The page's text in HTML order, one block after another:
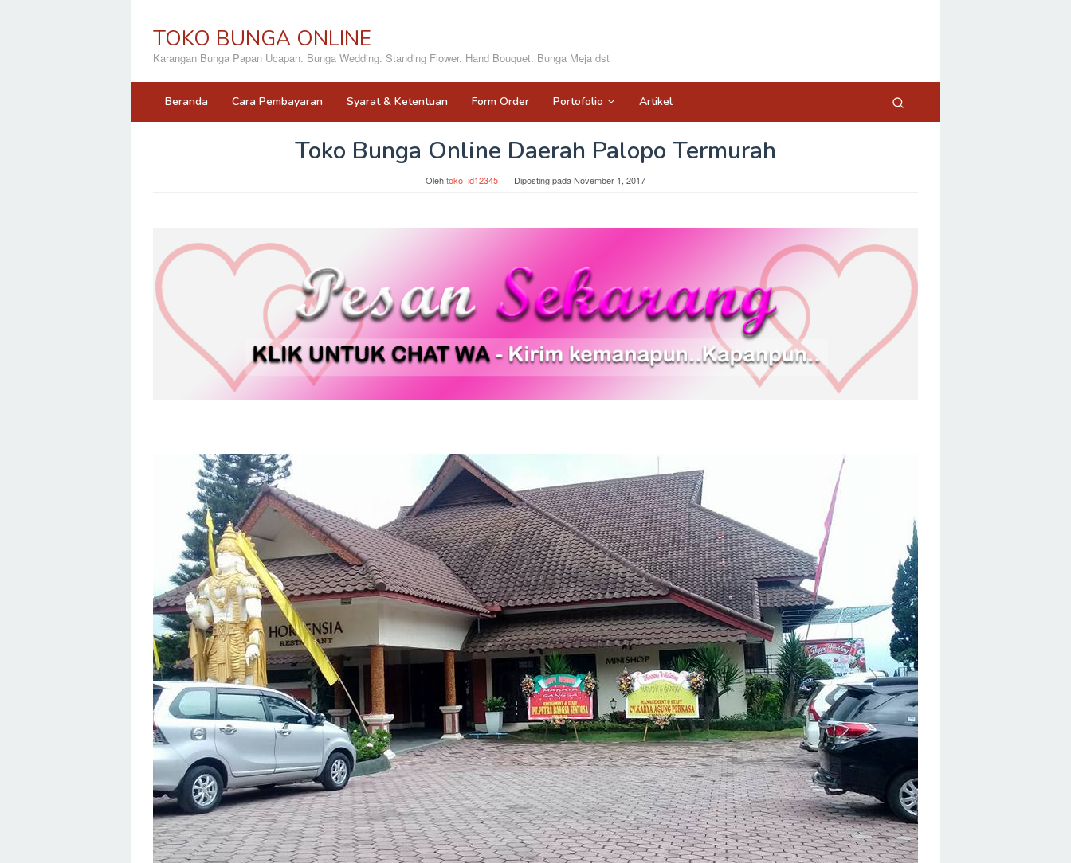
TOKO BUNGA ONLINE
Karangan Bunga Papan Ucapan. Bunga Wedding. Standing Flower. Hand Bouquet. Bunga Meja dst
Beranda Cara Pembayaran Syarat & Ketentuan Form Order Portofolio Artikel
Toko Bunga Online Daerah Palopo Termurah
Olehtoko_id12345 Diposting padaNovember 1, 2017